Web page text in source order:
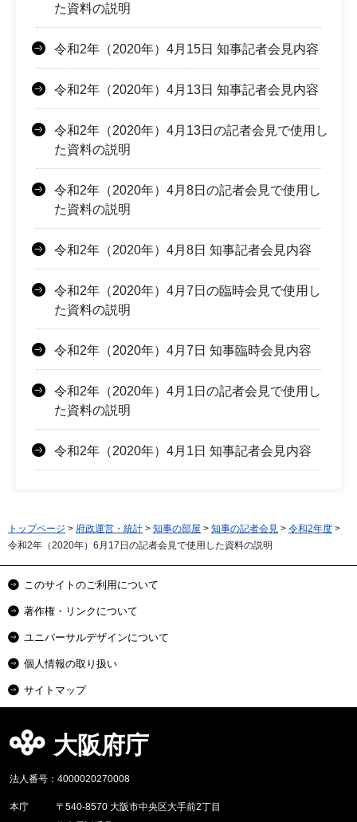
た資料の説明
令和2年（2020年）4月15日 知事記者会見内容
令和2年（2020年）4月13日 知事記者会見内容
令和2年（2020年）4月13日の記者会見で使用し
た資料の説明
令和2年（2020年）4月8日の記者会見で使用し
た資料の説明
令和2年（2020年）4月8日 知事記者会見内容
令和2年（2020年）4月7日の臨時会見で使用し
た資料の説明
令和2年（2020年）4月7日 知事臨時会見内容
令和2年（2020年）4月1日の記者会見で使用し
た資料の説明
令和2年（2020年）4月1日 知事記者会見内容
トップページ > 府政運営・統計 > 知事の部屋 > 知事の記者会見 > 令和2年度 >
令和2年（2020年）6月17日の記者会見で使用した資料の説明
このサイトのご利用について
著作権・リンクについて
ユニバーサルデザインについて
個人情報の取り扱い
サイトマップ
大阪府庁
法人番号：4000020270008
本庁
〒540-8570 大阪市中央区大手前2丁目